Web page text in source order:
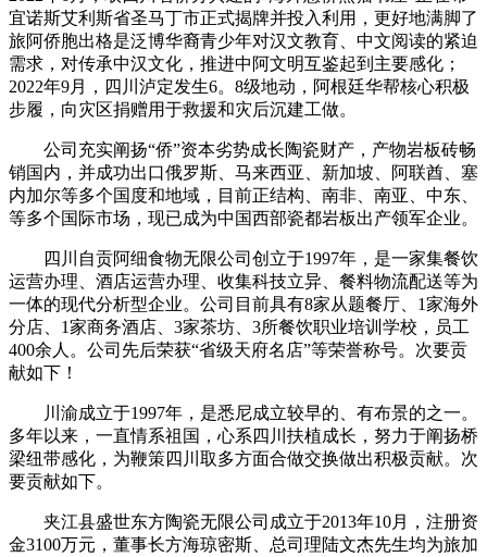
宜诺斯艾利斯省圣马丁市正式揭牌并投入利用，更好地满脚了
旅阿侨胞出格是泛博华裔青少年对汉文教育、中文阅读的紧迫
需求，对传承中汉文化，推进中阿文明互鉴起到主要感化；
2022年9月，四川泸定发生6。8级地动，阿根廷华帮核心积极
步履，向灾区捐赠用于救援和灾后沉建工做。
公司充实阐扬“侨”资本劣势成长陶瓷财产，产物岩板砖畅
销国内，并成功出口俄罗斯、马来西亚、新加坡、阿联酋、塞
内加尔等多个国度和地域，目前正结构、南非、南亚、中东、
等多个国际市场，现已成为中国西部瓷都岩板出产领军企业。
四川自贡阿细食物无限公司创立于1997年，是一家集餐饮
运营办理、酒店运营办理、收集科技立异、餐料物流配送等为
一体的现代分析型企业。公司目前具有8家从题餐厅、1家海外
分店、1家商务酒店、3家茶坊、3所餐饮职业培训学校，员工
400余人。公司先后荣获“省级天府名店”等荣誉称号。次要贡
献如下！
川渝成立于1997年，是悉尼成立较早的、有布景的之一。
多年以来，一直情系祖国，心系四川扶植成长，努力于阐扬桥
梁纽带感化，为鞭策四川取多方面合做交换做出积极贡献。次
要贡献如下。
夹江县盛世东方陶瓷无限公司成立于2013年10月，注册资
金3100万元，董事长方海琼密斯、总司理陆文杰先生均为旅加